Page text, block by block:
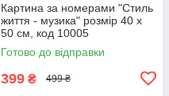
Картина за номерами "Стиль
життя - музика" розмір 40 х
50 см, код 10005
Готово до відправки
399 ₴ 499 ₴